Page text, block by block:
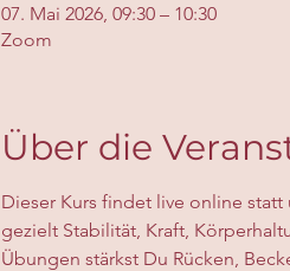
07. Mai 2026, 09:30 – 10:30
Zoom
Über die
Dieser Kurs findet live online
gezielt Stabilität, Kraft,
Übungen stärkst Du Rücken,